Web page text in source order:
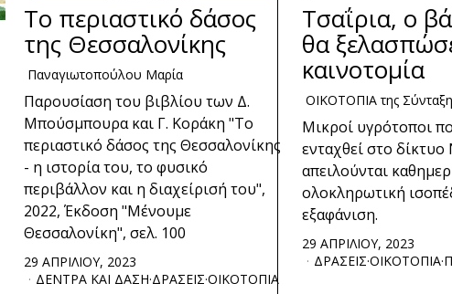
Το περιαστικό δάσος
της Θεσσαλονίκης
Παναγιωτοπούλου Μαρία
Παρουσίαση του βιβλίου των Δ.
Μπούσμπουρα και Γ. Κοράκη "Το
περιαστικό δάσος της Θεσσαλονίκης
- η ιστορία του, το φυσικό
περιβάλλον και η διαχείρισή του",
2022, Έκδοση "Μένουμε
Θεσσαλονίκη", σελ. 100
29 ΑΠΡΙΛΙΟΥ, 2023
ΔΕΝΤΡΑ ΚΑΙ ΔΑΣΗ·ΔΡΑΣΕΙΣ·ΟΙΚΟΤΟΠΙΑ
Τσαΐρια, ο
θα
καινοτομία
ΟΙΚΟΤΟΠΙΑ της
Μικροί υγρότοποι
ενταχθεί στο δίκτυο
απειλούνται
ολοκληρωτική
εξαφάνιση.
29 ΑΠΡΙΛΙΟΥ, 2023
ΔΡΑΣΕΙΣ·ΟΙΚΟΤΟΠΙΑ·